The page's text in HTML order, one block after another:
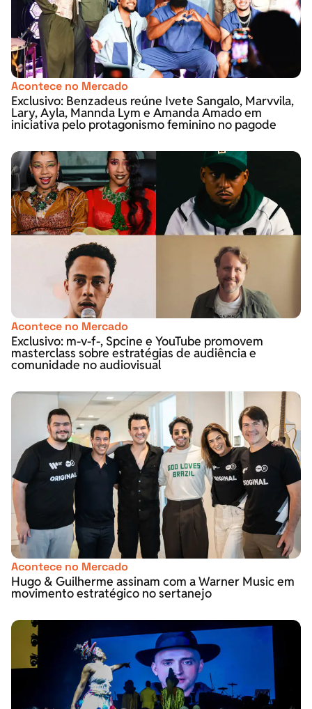
Acontece no Mercado
Exclusivo: Benzadeus reúne Ivete Sangalo, Marvvila,
Lary, Ayla, Mannda Lym e Amanda Amado em
iniciativa pelo protagonismo feminino no pagode
Acontece no Mercado
Exclusivo: m-v-f-, Spcine e YouTube promovem
masterclass sobre estratégias de audiência e
comunidade no audiovisual
Acontece no Mercado
Hugo & Guilherme assinam com a Warner Music em
movimento estratégico no sertanejo